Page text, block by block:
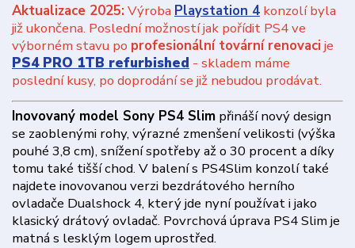
Aktualizace 2025: Výroba Playstation 4 konzolí byla
již ukončena. Poslední možností jak pořídit PS4 ve
výborném stavu po profesionální tovární renovaci je
PS4 PRO 1TB refurbished - skladem máme
poslední kusy, po doprodání se již nebudou prodávat.
Inovovaný model Sony PS4 Slim přináší nový design
se zaoblenými rohy, výrazné zmenšení velikosti (výška
pouhé 3,8 cm), snížení spotřeby až o 30 procent a díky
tomu také tišší chod. V balení s PS4Slim konzolí také
najdete inovovanou verzi bezdrátového herního
ovladače Dualshock 4, který jde nyní používat i jako
klasický drátový ovladač. Povrchová úprava PS4 Slim je
matná s lesklým logem uprostřed.